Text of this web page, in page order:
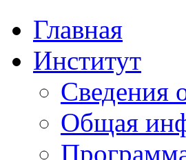
Главная
Институт
Сведения
Общая